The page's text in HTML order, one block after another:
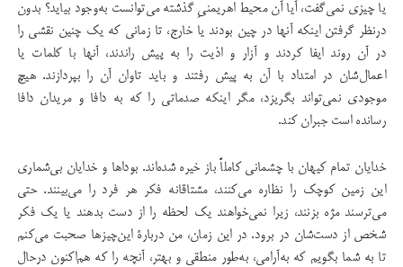
یا چیزی نمی‌گفت، آیا آن محیط اهریمنیِ گذشته می‌توانست به‌وجود بیاید؟ بدون
در‌نظر گرفتن اینكه آنها در چین بودند یا خارج، تا زمانی كه یك چنین نقشی را
در آن روند ایفا کردند و آزار و اذیت را به پیش ‌راندند، آنها با كلمات یا
اعمال‌شان در امتداد با آن به پیش ‌رفتند و باید تاوان آن را بپردازند. هیچ
موجودی نمی‌تواند بگریزد، مگر اینكه صدماتی را كه به دافا و مریدان دافا
رسانده ‌است جبران كند.
خدایان تمام كیهان با چشمانی کاملاً باز خیره شده‌اند. بوداها و خدایان بی‌شماری
این زمین كوچك را نظاره‌ می‌کنند، مشتاقانه فكر هر فرد را می‌بینند. حتی
می‌ترسند مژه بزنند، زیرا نمی‌خواهند یك لحظه را از دست بدهند یا یك فكر
شخص از دست‌شان در برود. در این زمان، من دربارۀ این‌چیز‌ها صحبت می‌کنم
تا به شما بگویم كه به‌آرامی، به‌طور منطقی و بهتر، آنچه را كه هم‌اكنون درحال